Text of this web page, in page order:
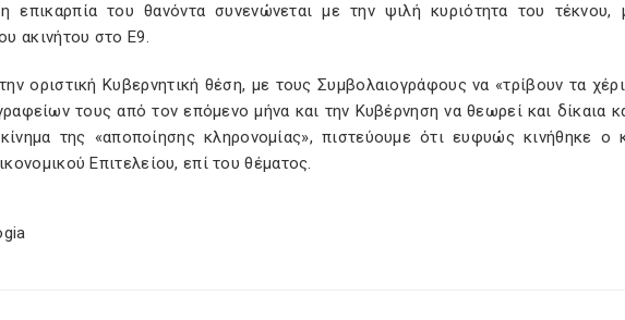
επικαρπία του θανόντα συνενώνεται με την ψιλή κυριότητα του
ακινήτου στο Ε9.
οριστική Κυβερνητική θέση, με τους Συμβολαιογράφους να «τρίβουν τα
τους από τον επόμενο μήνα και την Κυβέρνηση να θεωρεί και δίκαια
της «αποποίησης κληρονομίας», πιστεύουμε ότι ευφυώς κινήθηκε
Επιτελείου, επί του θέματος.